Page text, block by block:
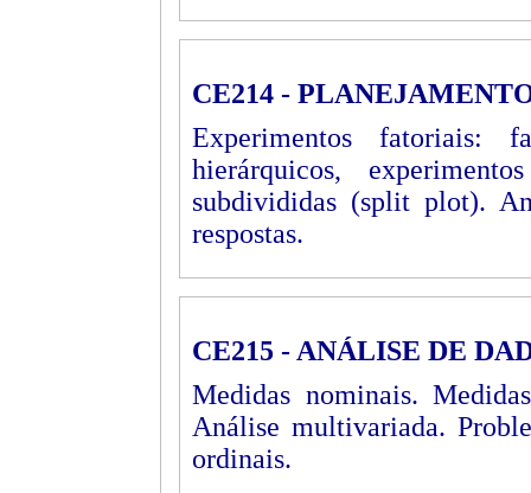
CE214 -
Experimentos
hierárquicos,
subdivididas (split plot).
respostas.
CE215 - ANÁLISE DE
Medidas nominais.
Análise multivariada.
ordinais.